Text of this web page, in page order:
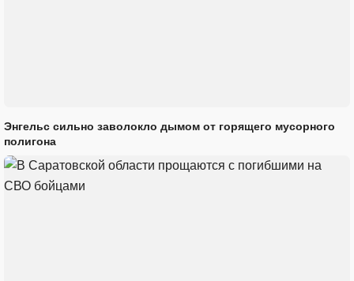
Энгельс сильно заволокло дымом от горящего мусорного
полигона